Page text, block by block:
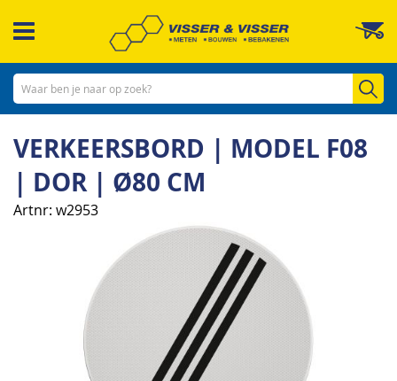
naar
inhoud
VERKEERSBORD | MODEL F08
| DOR | Ø80 CM
Artnr w2953
afbeeldingen-